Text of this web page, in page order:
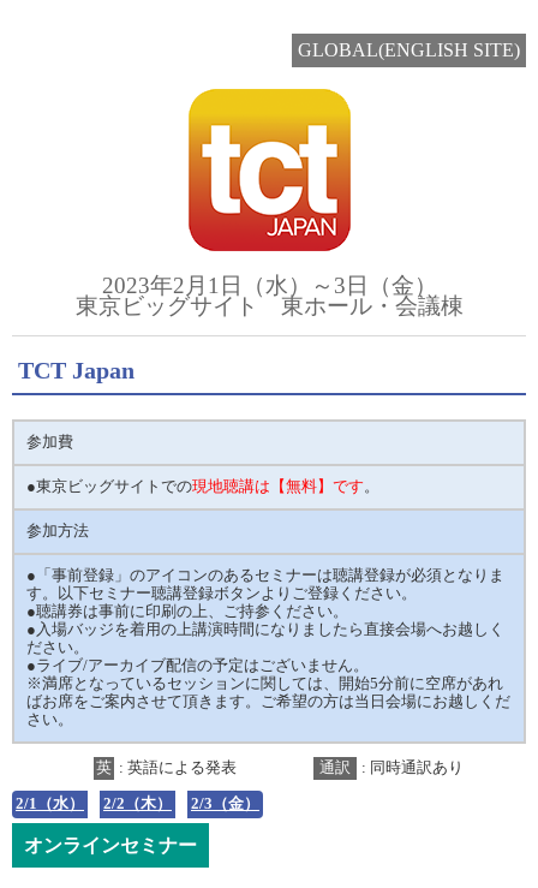
GLOBAL(ENGLISH SITE)
2023年2月1日（水）～3日（金）
東京ビッグサイト 東ホール・会議棟
TCT Japan
参加費
●東京ビッグサイトでの現地聴講は【無料】です。
参加方法
●「事前登録」のアイコンのあるセミナーは聴講登録が必須となりま
す。以下セミナー聴講登録ボタンよりご登録ください。
●聴講券は事前に印刷の上、ご持参ください。
●入場バッジを着用の上講演時間になりましたら直接会場へお越しく
ださい。
●ライブ/アーカイブ配信の予定はございません。
※満席となっているセッションに関しては、開始5分前に空席があれ
ばお席をご案内させて頂きます。ご希望の方は当日会場にお越しくだ
さい。
英 : 英語による発表 通訳 : 同時通訳あり
2/1（水） 2/2（木） 2/3（金）
オンラインセミナー